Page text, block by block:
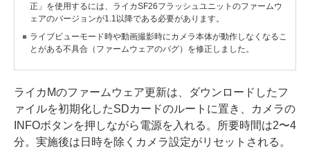
正」を使用するには、ライカSF26フラッシュユニットのファームウ
ェアのバージョンが1.1以降である必要があります。
ライブビューモード時や動画撮影時にカメラ本体が動作しなくなるこ
とがある不具合（ファームウェアのバグ）を修正しました。
ライカMのファームウェア更新は、ダウンロードしたフ
ァイルを初期化したSDカードのルートに置き、カメラの
INFOボタンを押しながら電源を入れる。所要時間は2〜4
分。実施後は日時を除くカメラ設定がリセットされる。